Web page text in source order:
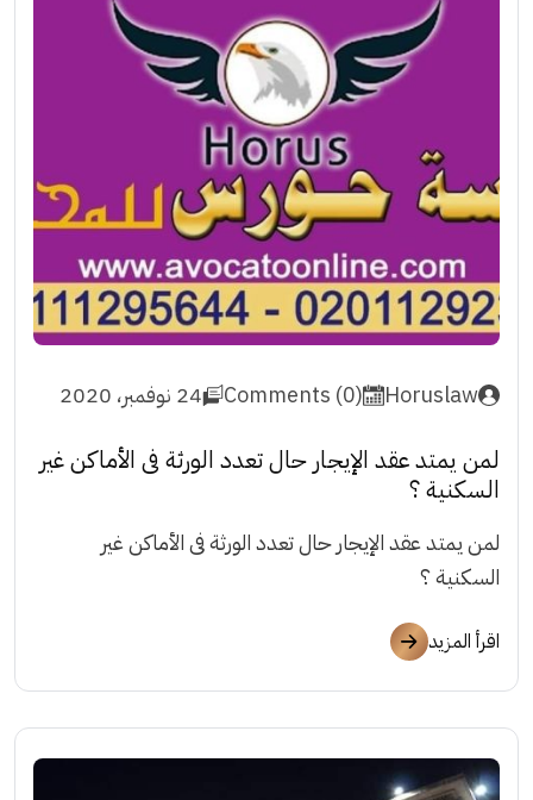
Horuslaw
Comments (0) 24 نوفمبر، 2020
لمن يمتد عقد الإيجار حال تعدد الورثة فى الأماكن غير
السكنية ؟
لمن يمتد عقد الإيجار حال تعدد الورثة فى الأماكن غير
السكنية ؟
اقرأ المزيد